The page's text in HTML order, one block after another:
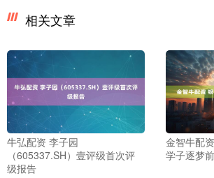
相关文章
牛弘配资 李子园
（605337.SH）壹评级首次评
级报告
金智牛配
学子逐梦